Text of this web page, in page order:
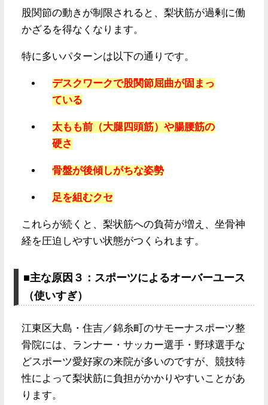
股関節の動きが制限されると、梨状筋が過剰に働
かざるを得なくなります。
特に多いパターンは以下の通りです。
デスクワークで股関節屈曲が固まっ
ている
太もも前（大腿四頭筋）や腸腰筋の
硬さ
骨盤が後傾しがちな姿勢
足を組むクセ
これらが続くと、梨状筋への負荷が増え、坐骨神
経を圧迫しやすい状態がつくられます。
■主な原因３：スポーツによるオーバーユース
（使いすぎ）
江東区大島・住吉／錦糸町のサモーナスポーツ整
骨院には、ランナー・サッカー選手・野球選手な
どスポーツ愛好家の来院が多いのですが、競技特
性によって梨状筋に負担がかかりやすいことがあ
ります。